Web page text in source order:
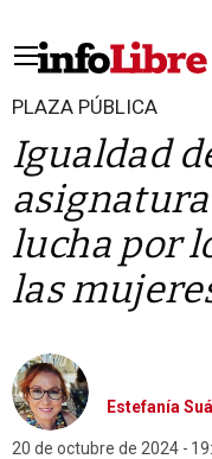
PLAZA PÚBLICA
Igualdad
lucha por
las
Estefanía
20 de octubre de 2024